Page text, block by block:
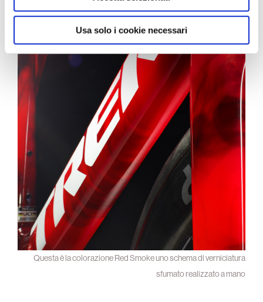
Usa solo i cookie necessari
Questa è la colorazione Red Smoke uno schema di verniciatura
sfumato realizzato a mano